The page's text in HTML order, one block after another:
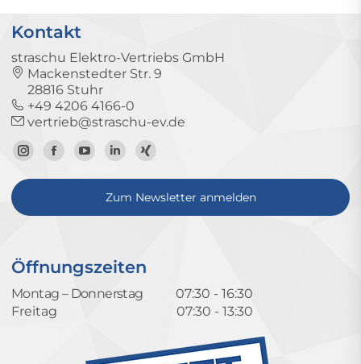
Kontakt
straschu Elektro-Vertriebs GmbH
Mackenstedter Str. 9
28816 Stuhr
+49 4206 4166-0
vertrieb@straschu-ev.de
Zum
Instagram-
Zur
Facebook-
Zum
YouTube-
Kanal
Zum
LinkedIn-
Profil
Zum
Xing-
Profil
Zum Newsletter anmelden
Öffnungszeiten
Montag – Donnerstag
07:30 - 16:30
Freitag
07:30 - 13:30